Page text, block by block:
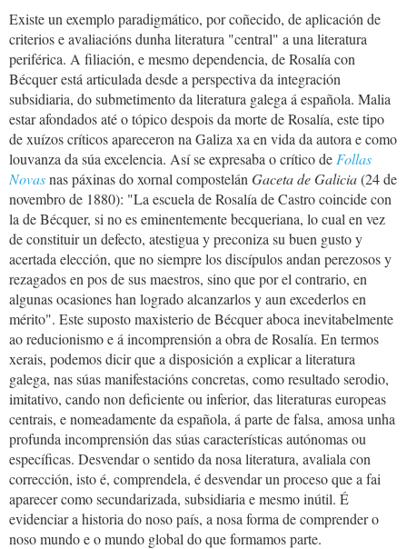
Existe un exemplo paradigmático, por coñecido, de aplicación de
criterios e avaliacións dunha literatura "central" a una literatura
periférica. A filiación, e mesmo dependencia, de Rosalía con
Bécquer está articulada desde a perspectiva da integración
subsidiaria, do submetimento da literatura galega á española. Malia
estar afondados até o tópico despois da morte de Rosalía, este tipo
de xuízos críticos apareceron na Galiza xa en vida da autora e como
louvanza da súa excelencia. Así se expresaba o crítico de Follas
Novasnas páxinas do xornal compostelán Gaceta de Galicia(24 de
novembro de 1880): "La escuela de Rosalía de Castro coincide con
la de Bécquer, si no es eminentemente becqueriana, lo cual en vez
de constituir un defecto, atestigua y preconiza su buen gusto y
acertada elección, que no siempre los discípulos andan perezosos y
rezagados en pos de sus maestros, sino que por el contrario, en
algunas ocasiones han logrado alcanzarlos y aun excederlos en
mérito". Este suposto maxisterio de Bécquer aboca inevitabelmente
ao reducionismo e á incomprensión a obra de Rosalía. En termos
xerais, podemos dicir que a disposición a explicar a literatura
galega, nas súas manifestacións concretas, como resultado serodio,
imitativo, cando non deficiente ou inferior, das literaturas europeas
centrais, e nomeadamente da española, á parte de falsa, amosa unha
profunda incomprensión das súas características autónomas ou
específicas. Desvendar o sentido da nosa literatura, avaliala con
corrección, isto é, comprendela, é desvendar un proceso que a fai
aparecer como secundarizada, subsidiaria e mesmo inútil. É
evidenciar a historia do noso país, a nosa forma de comprender o
noso mundo e o mundo global do que formamos parte.